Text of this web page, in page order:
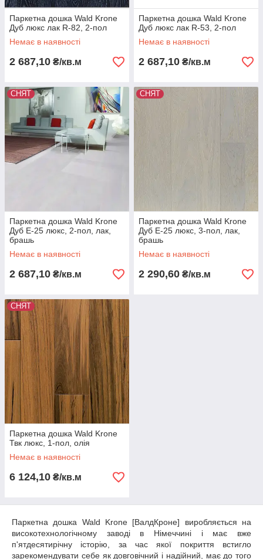
Паркетна дошка Wald Krone
Дуб люкс лак R-82, 2-пол
Немає в наявності
2 687,10 ₴/кв.м
Паркетна дошка Wald Krone
Дуб люкс лак R-53, 2-пол
Немає в наявності
2 687,10 ₴/кв.м
СНЯТ
Паркетна дошка Wald Krone
Дуб E-25 люкс, 2-пол, лак,
брашь
Немає в наявності
2 687,10 ₴/кв.м
СНЯТ
Паркетна дошка Wald Krone
Дуб E-25 люкс, 3-пол, лак,
брашь
Немає в наявності
2 290,60 ₴/кв.м
СНЯТ
Паркетна дошка Wald Krone
Твк люкс, 1-пол, олія
Немає в наявності
6 124,10 ₴/кв.м
Паркетна дошка Wald Krone [ВалдКроне] виробляється на
високотехнологічному заводі в Німеччині і має вже
п'ятдесятирічну історію, за час якої покриття встигло
зарекомендувати себе як довговічний і надійний, має до того